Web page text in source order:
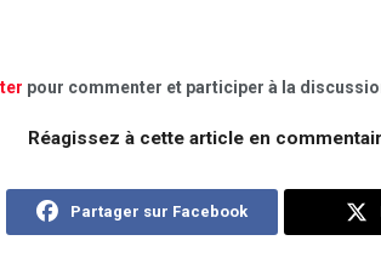
pour commenter et participer à la
Réagissez à cette article en
Partager sur Facebook